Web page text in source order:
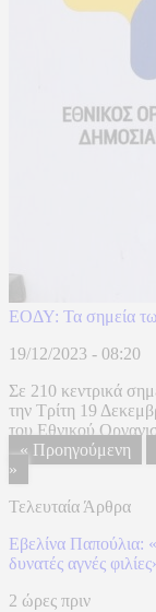
ΕΟΔΥ: Τα σημεία
19/12/2023 - 08:20
Σε 210 κεντρικά
την Τρίτη 19
του Εθνικού
« Προηγούμενη
»
Τελευταία Άρθρα
Εβελίνα Παπούλια:
δυνατές αγνές
2 ώρες πριν